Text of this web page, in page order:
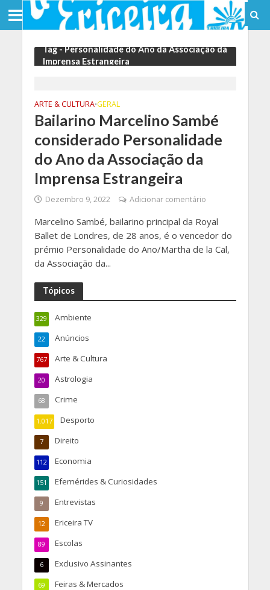
Tag - Personalidade do Ano da Associação da
Imprensa Estrangeira
ARTE & CULTURA•GERAL
Bailarino Marcelino Sambé
considerado Personalidade
do Ano da Associação da
Imprensa Estrangeira
Dezembro 9, 2022 Adicionar comentário
Marcelino Sambé, bailarino principal da Royal
Ballet de Londres, de 28 anos, é o vencedor do
prémio Personalidade do Ano/Martha de la Cal,
da Associação da...
Tópicos
Ambiente
329
Anúncios
22
Arte & Cultura
767
Astrologia
20
Crime
68
Desporto
1.017
Direito
7
Economia
112
Efemérides & Curiosidades
151
Entrevistas
9
Ericeira TV
12
Escolas
89
Exclusivo Assinantes
6
Feiras & Mercados
69